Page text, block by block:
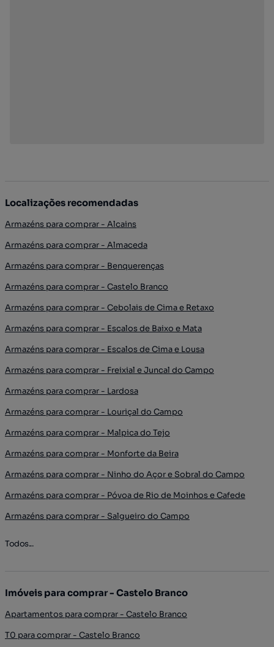
Localizações recomendadas
Armazéns para comprar - Alcains
Armazéns para comprar - Almaceda
Armazéns para comprar - Benquerenças
Armazéns para comprar - Castelo Branco
Armazéns para comprar - Cebolais de Cima e Retaxo
Armazéns para comprar - Escalos de Baixo e Mata
Armazéns para comprar - Escalos de Cima e Lousa
Armazéns para comprar - Freixial e Juncal do Campo
Armazéns para comprar - Lardosa
Armazéns para comprar - Louriçal do Campo
Armazéns para comprar - Malpica do Tejo
Armazéns para comprar - Monforte da Beira
Armazéns para comprar - Ninho do Açor e Sobral do Campo
Armazéns para comprar - Póvoa de Rio de Moinhos e Cafede
Armazéns para comprar - Salgueiro do Campo
Todos...
Imóveis para comprar - Castelo Branco
Apartamentos para comprar - Castelo Branco
T0 para comprar - Castelo Branco